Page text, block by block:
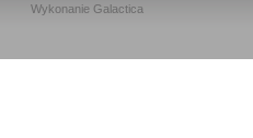
Wykonanie Galactica